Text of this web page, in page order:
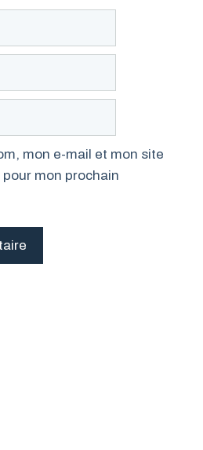
mon e-mail et mon site
mon prochain